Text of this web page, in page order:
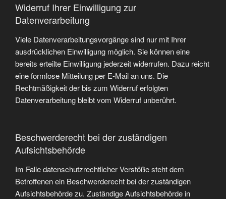
Widerruf Ihrer Einwilligung zur
Datenverarbeitung
Viele Datenverarbeitungsvorgänge sind nur mit Ihrer
ausdrücklichen Einwilligung möglich. Sie können eine
bereits erteilte Einwilligung jederzeit widerrufen. Dazu reicht
eine formlose Mitteilung per E-Mail an uns. Die
Rechtmäßigkeit der bis zum Widerruf erfolgten
Datenverarbeitung bleibt vom Widerruf unberührt.
Beschwerderecht bei der zuständigen
Aufsichtsbehörde
Im Falle datenschutzrechtlicher Verstöße steht dem
Betroffenen ein Beschwerderecht bei der zuständigen
Aufsichtsbehörde zu. Zuständige Aufsichtsbehörde in